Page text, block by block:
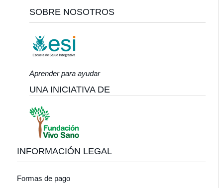
SOBRE NOSOTROS
Aprender para ayudar
UNA INICIATIVA DE
INFORMACIÓN LEGAL
Formas de pago